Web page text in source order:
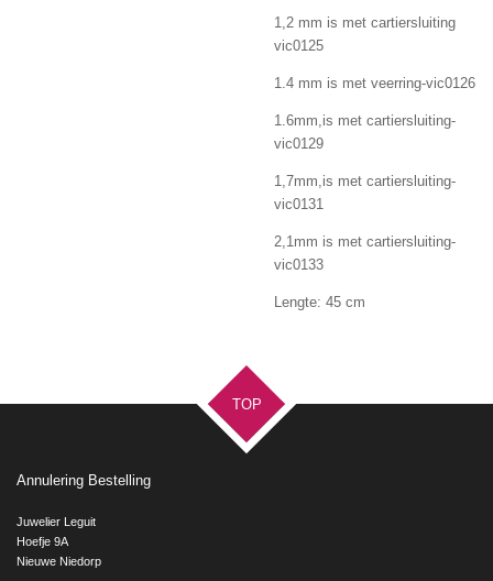
1,2 mm is met cartiersluiting
vic0125
1.4 mm is met veerring-vic0126
1.6mm,is met cartiersluiting-
vic0129
1,7mm,is met cartiersluiting-
vic0131
2,1mm is met cartiersluiting-
vic0133
Lengte: 45 cm
TOP
Annulering Bestelling
Juwelier Leguit
Hoefje 9A
Nieuwe Niedorp